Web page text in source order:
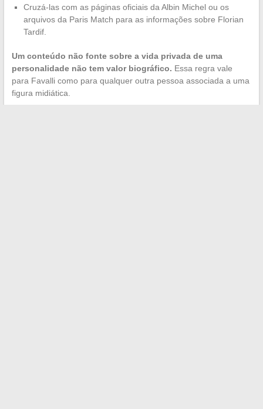
Cruzá-las com as páginas oficiais da Albin Michel ou os
arquivos da Paris Match para as informações sobre Florian
Tardif.
Um conteúdo não fonte sobre a vida privada de uma
personalidade não tem valor biográfico. Essa regra vale
para Favalli como para qualquer outra pessoa associada a uma
figura midiática.